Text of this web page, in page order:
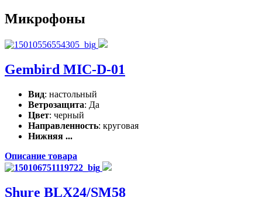
Микрофоны
Gembird MIC-D-01
Вид: настольный
Ветрозащита: Да
Цвет: черный
Направленность: круговая
Нижняя ...
Описание товара
Shure BLX24/SM58